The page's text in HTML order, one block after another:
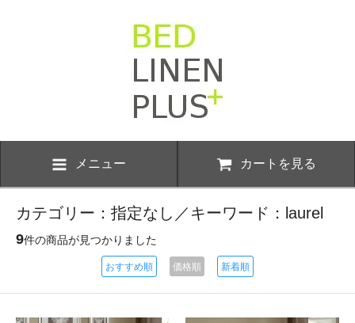
メニュー カートを見る
カテゴリー：指定なし／キーワード：laurel
9件の商品が見つかりました
おすすめ順 価格順 新着順